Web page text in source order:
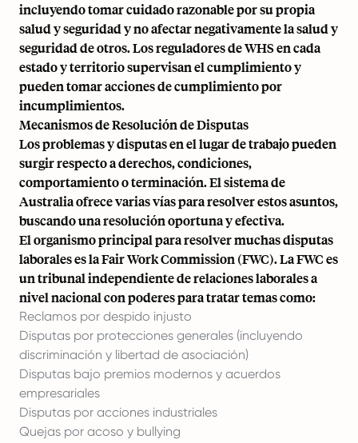
incluyendo tomar cuidado razonable por su propia
salud y seguridad y no afectar negativamente la salud y
seguridad de otros. Los reguladores de WHS en cada
estado y territorio supervisan el cumplimiento y
pueden tomar acciones de cumplimiento por
incumplimientos.
Mecanismos de Resolución de Disputas
Los problemas y disputas en el lugar de trabajo pueden
surgir respecto a derechos, condiciones,
comportamiento o terminación. El sistema de
Australia ofrece varias vías para resolver estos asuntos,
buscando una resolución oportuna y efectiva.
El organismo principal para resolver muchas disputas
laborales es la Fair Work Commission (FWC). La FWC es
un tribunal independiente de relaciones laborales a
nivel nacional con poderes para tratar temas como:
Reclamos por despido injusto
Disputas por protecciones generales (incluyendo
discriminación y libertad de asociación)
Disputas bajo premios modernos y acuerdos
empresariales
Disputas por acciones industriales
Quejas por acoso y bullying